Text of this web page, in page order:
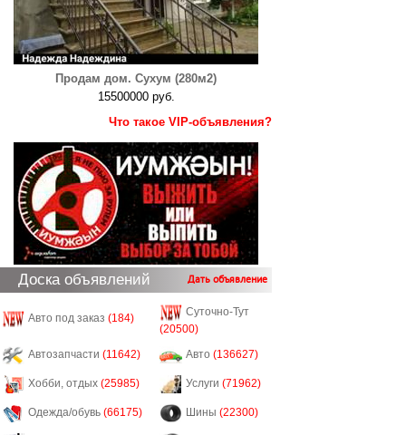
Продам дом. Сухум (280м2)
15500000 руб.
Что такое VIP-объявления?
Доска объявлений Дать объявление
Авто под заказ (184)
Суточно-Тут
(20500)
Автозапчасти (11642) Авто (136627)
Хобби, отдых (25985) Услуги (71962)
Одежда/обувь (66175) Шины (22300)